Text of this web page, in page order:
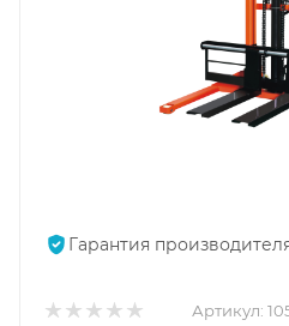
Гарантия
Артикул: